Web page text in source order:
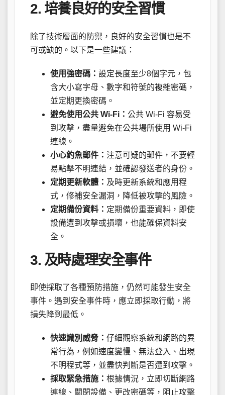
2. 培養良好的安全習慣
除了技術層面的防禦，良好的安全習慣也是不
可或缺的。以下是一些建議：
使用強密碼： 設定長度至少8個字元，包
含大小寫字母、數字和符號的複雜密碼，
並定期更換密碼。
避免使用公共 Wi-Fi： 公共 Wi-Fi 容易受
到攻擊，盡量避免在公共場所使用 Wi-Fi
連線。
小心釣魚郵件： 注意可疑的郵件，不要輕
易點擊不明連結，並確認發送者的身份。
定期更新軟體： 及時更新系統和應用程
式，修補安全漏洞，降低被攻擊的風險。
定期備份資料： 定期備份重要資料，即使
設備遭到攻擊或損壞，也能確保資料安
全。
3. 及時處理安全事件
即使採取了各種預防措施，仍然可能發生安全
事件。遇到安全事件時，應立即採取行動，將
損失降到最低。
快速識別威脅： 仔細觀察系統和網路的異
常行為，例如速度變慢、無法登入、出現
不明程式等，並盡快判斷是否遭到攻擊。
採取緊急措施： 根據情況，立即切斷網路
連線、關閉設備、更改密碼等，阻止攻擊